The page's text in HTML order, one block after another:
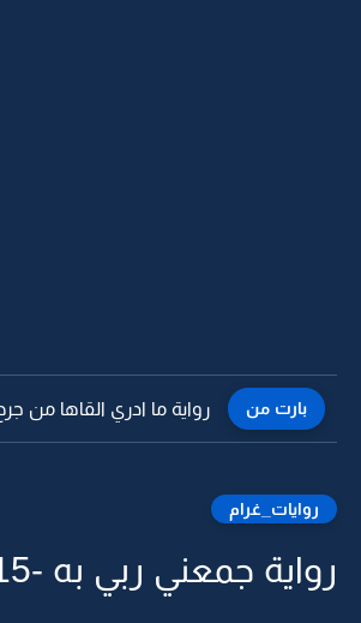
بارت من
روايات_غرام
رواية جمعني ربي به -15